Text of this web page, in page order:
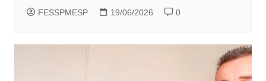
FESSPMESP 19/06/2026 0